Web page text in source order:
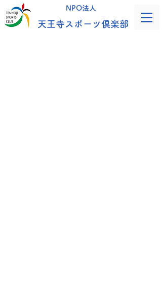
天王寺スポーツ倶楽部
NPO法人